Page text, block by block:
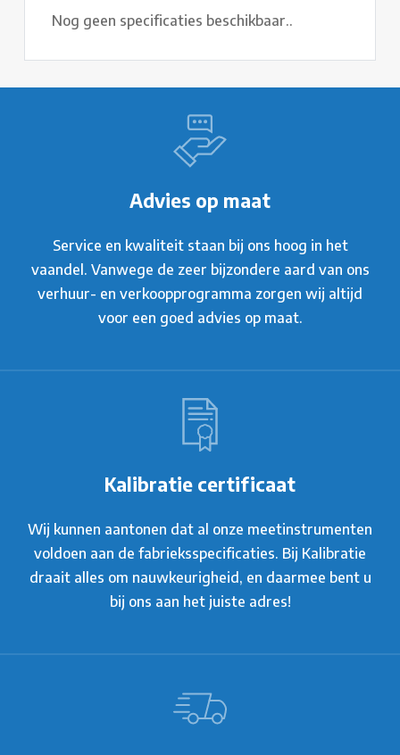
Nog geen specificaties beschikbaar..
Advies op maat
Service en kwaliteit staan bij ons hoog in het
vaandel. Vanwege de zeer bijzondere aard van ons
verhuur- en verkoopprogramma zorgen wij altijd
voor een goed advies op maat.
Kalibratie certificaat
Wij kunnen aantonen dat al onze meetinstrumenten
voldoen aan de fabrieksspecificaties. Bij Kalibratie
draait alles om nauwkeurigheid, en daarmee bent u
bij ons aan het juiste adres!